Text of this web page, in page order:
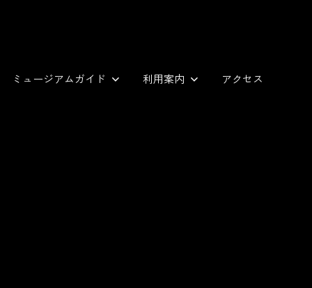
ミュージアムガイド 利用案内 アクセス